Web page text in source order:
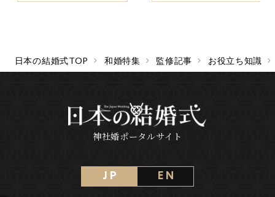
日本の結婚式TOP 和婚特集 監修記事 お役立ち知識
神社婚ポータルサイト
J P E N